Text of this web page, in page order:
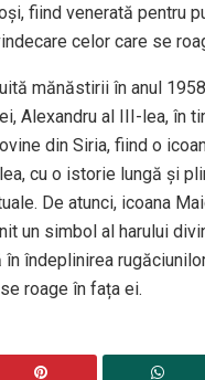
fiind venerată pentru
celor care se
mănăstirii în anul
Alexandru al III-lea, în
din Siria, fiind o
cu o istorie lungă și
De atunci, icoana
un simbol al harului
îndeplinirea
roage în fața ei.